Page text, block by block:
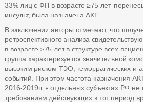
33% лиц с ФП в возрасте ≥75 лет,
инсульт, была назначена АКТ.
В заключении авторы отмечают, что
ретроспективного анализа
в возрасте ≥75 лет в структуре всех
группа характеризуется значительной
высоким риском ТЭО, геморрагических и
событий. При этом частота назначения
2016-2019гг в отдельных субъектах РФ не
требованиям действующих в тот период